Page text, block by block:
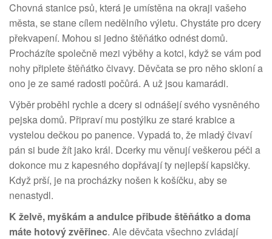
Chovná stanice psů, která je umístěna na okraji vašeho
města, se stane cílem nedělního výletu. Chystáte pro dcery
překvapení. Mohou si jedno štěňátko odnést domů.
Procházíte společně mezi výběhy a kotci, když se vám pod
nohy připlete štěňátko čivavy. Děvčata se pro něho skloní a
ono je ze samé radosti počůrá. A už jsou kamarádi.
Výběr proběhl rychle a dcery si odnášejí svého vysněného
pejska domů. Připraví mu postýlku ze staré krabice a
vystelou dečkou po panence. Vypadá to, že mladý čivaví
pán si bude žít jako král. Dcerky mu věnují veškerou péči a
dokonce mu z kapesného dopřávají ty nejlepší kapsičky.
Když prší, je na procházky nošen k košíčku, aby se
nenastydl.
K želvě, myškám a andulce přibude štěňátko a doma
máte hotový zvěřinec. Ale děvčata všechno zvládají